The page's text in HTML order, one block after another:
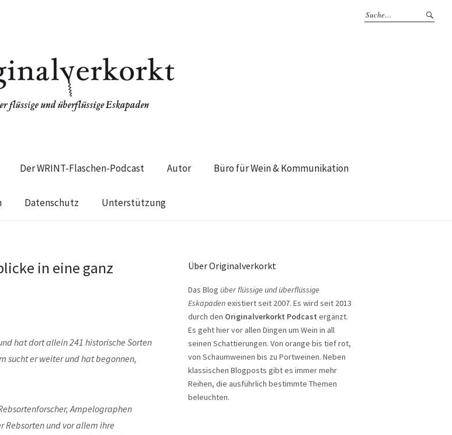
Der WRINT-Flaschen-Podcast Autor Büro für Wein & Kommunikation
Datenschutz Unterstützung
in eine ganz
hat dort allein 241 historische Sorten
sucht er weiter und hat begonnen,
Ampelographen
Rebsorten und vor allem ihre
Über Originalverkorkt
Das Blog über flüssige und überflüssige
Eskapadenexistiert seit 2007. Es wird seit 2013
durch den Originalverkorkt Podcast ergänzt.
Es geht hier vor allen Dingen um Wein in all
seinen Schattierungen. Von orange bis tief rot,
von Schaumweinen bis zu Portweinen. Neben
klassischen Blogposts gibt es immer mehr
Reihen, die ausführlich bestimmte Themen
beleuchten.